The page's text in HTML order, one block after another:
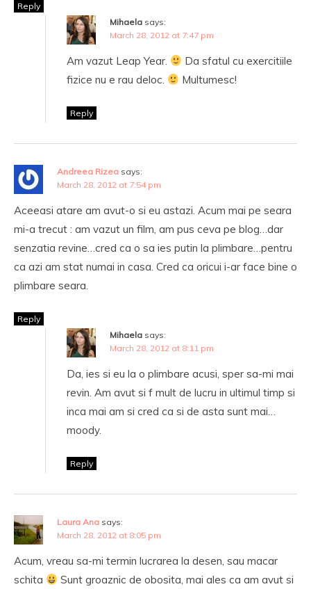
Reply
Mihaela says:
March 28, 2012 at 7:47 pm
Am vazut Leap Year.
Da sfatul cu exercitiile
fizice nu e rau deloc.
Multumesc!
Reply
Andreea Rizea says:
March 28, 2012 at 7:54 pm
Aceeasi atare am avut-o si eu astazi. Acum mai pe seara
mi-a trecut : am vazut un film, am pus ceva pe blog…dar
senzatia revine…cred ca o sa ies putin la plimbare…pentru
ca azi am stat numai in casa. Cred ca oricui i-ar face bine o
plimbare seara.
Reply
Mihaela says:
March 28, 2012 at 8:11 pm
Da, ies si eu la o plimbare acusi, sper sa-mi mai
revin. Am avut si f mult de lucru in ultimul timp si
inca mai am si cred ca si de asta sunt mai…
moody.
Reply
Laura Ana says:
March 28, 2012 at 8:05 pm
Acum, vreau sa-mi termin lucrarea la desen, sau macar
schita
Sunt groaznic de obosita, mai ales ca am avut si